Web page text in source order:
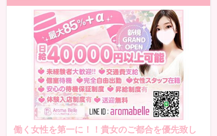
働く女性を第一に！！貴女のご都合を優先致し